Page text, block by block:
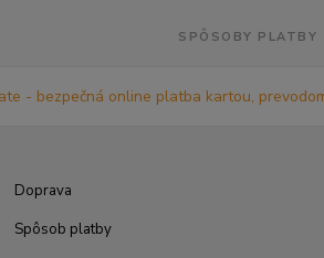
SPÔSOBY PLATBY
Doprava
Spôsob platby